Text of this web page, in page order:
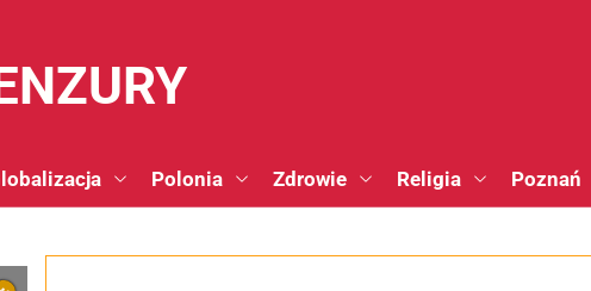
Polonia Zdrowie Religia Poznań